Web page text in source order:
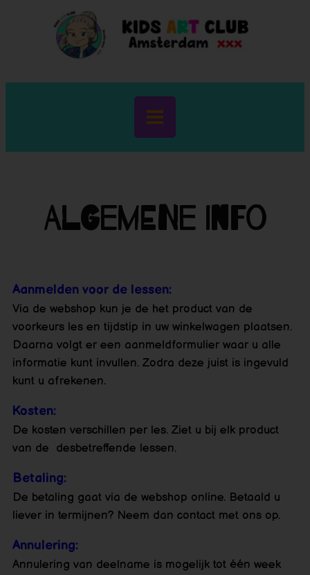
Algemene Info
Aanmelden voor de lessen:
Via de webshop kun je de het product van de
voorkeurs les en tijdstip in uw winkelwagen plaatsen.
Daarna volgt er een aanmeldformulier waar u alle
informatie kunt invullen. Zodra deze juist is ingevuld
kunt u afrekenen.
Kosten:
De kosten verschillen per les. Ziet u bij elk product
van de desbetreffende lessen.
Betaling:
De betaling gaat via de webshop online. Betaald u
liever in termijnen? Neem dan contact met ons op.
Annulering:
Annulering van deelname is mogelijk tot één week